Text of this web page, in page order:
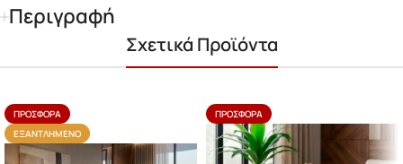
Περιγραφή
Σχετικά Προϊόντα
ΠΡΟΣΦΟΡΆ
ΕΞΑΝΤΛΗΜΈΝΟ
ΠΡΟΣΦΟΡΆ